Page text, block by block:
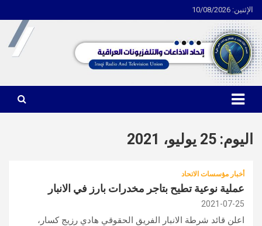
الإثنين: 10/08/2026
Skip
to
content
اتحاد الاذاعات والتلفزيونات العراقية
اليوم: 25 يوليو، 2021
أخبار مؤسسات الاتحاد
عملية نوعية تطيح بتاجر مخدرات بارز في الانبار
2021-07-25
اعلن قائد شرطة الانبار الفريق الحقوقي هادي رزيج كسار،